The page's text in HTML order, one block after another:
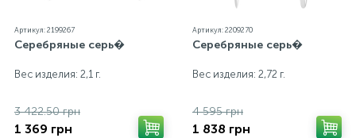
Артикул: 2199267
Серебряные серь�
Вес изделия: 2,1 г.
3 422.50 грн
1 369 грн
Артикул: 2209270
Серебряные серь�
Вес изделия: 2,72 г.
4 595 грн
1 838 грн